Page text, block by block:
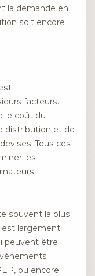
la demande en
soit encore
facteurs.
le coût du
distribution et de
Tous ces
les
souvent la plus
est largement
peuvent être
ou encore